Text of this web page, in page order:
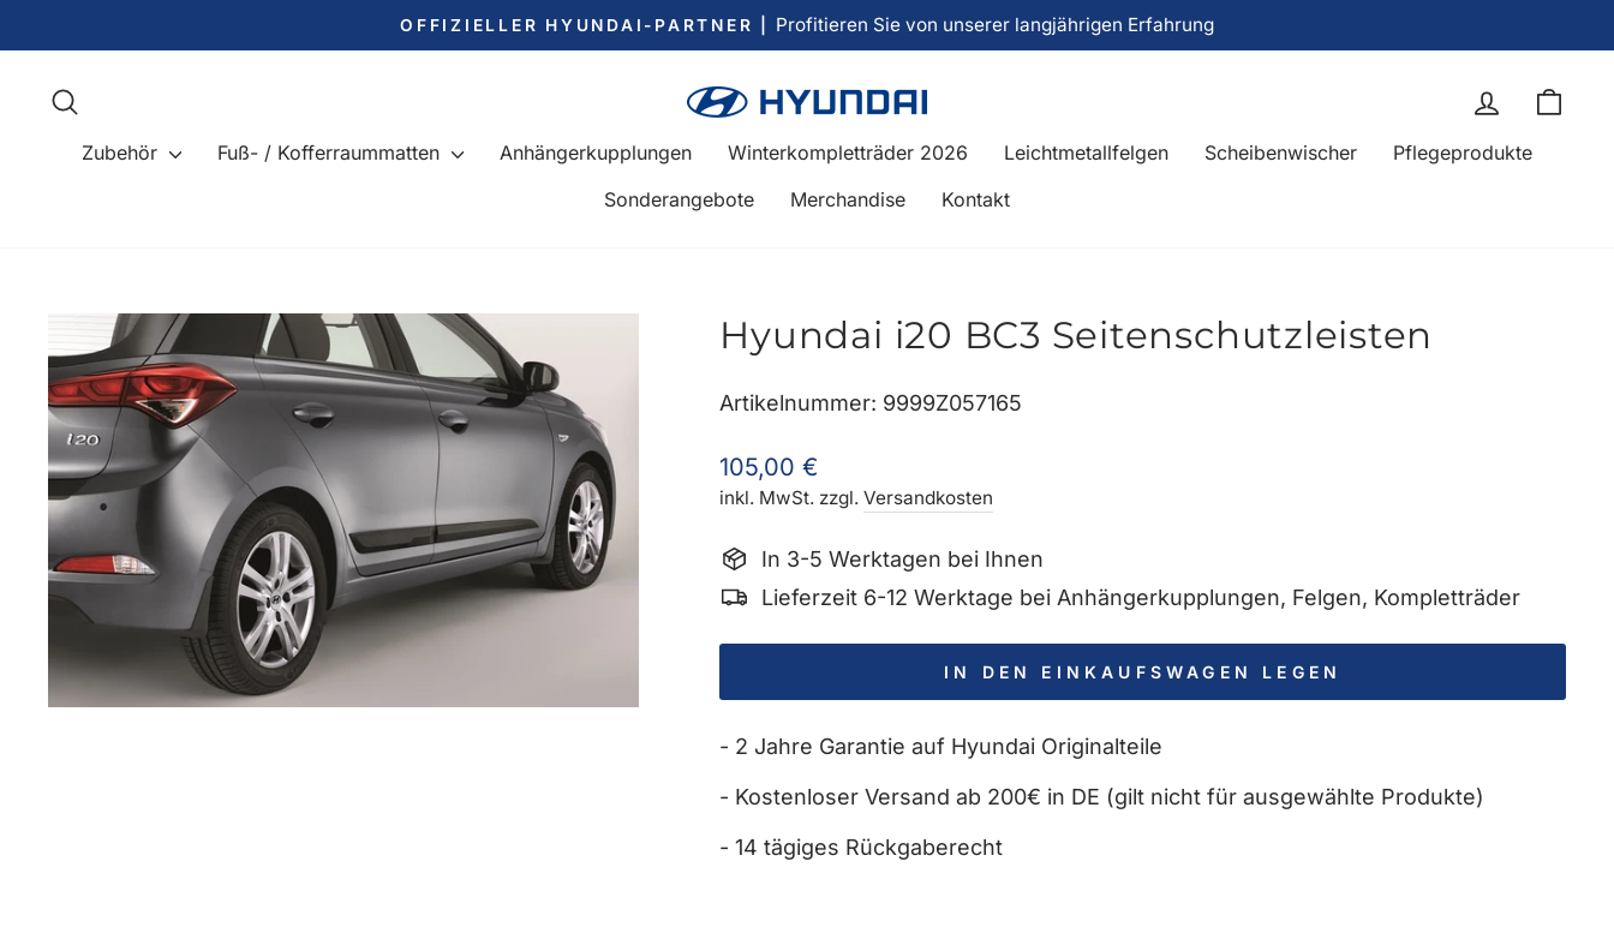
zum
Pause
Diashow
OFFIZIELLER HYUNDAI-PARTNER | Profitieren Sie von unserer langjährigen Erfahrung
Einloggen
Zubehör Fuß- / Kofferraummatten Anhängerkupplungen Winterkompletträder 2026 Leichtmetallfelgen Scheibenwischer
Pflegeprodukte
Sonderangebote
Merchandise Kontakt
Hyundai i20 BC3 Seitenschutzleisten
Artikelnummer: 9999Z057165
Normaler
Preis
105,00 €
inkl. MwSt. zzgl.Versandkosten
In 3-5 Werktagen bei Ihnen
Lieferzeit 6-12 Werktage bei Anhängerkupplungen, Felgen, Kompletträder
IN DEN EINKAUFSWAGEN LEGEN
- 2 Jahre Garantie auf Hyundai Originalteile
- Kostenloser Versand ab 200€ in DE (gilt nicht für ausgewählte Produkte)
- 14 tägiges Rückgaberecht